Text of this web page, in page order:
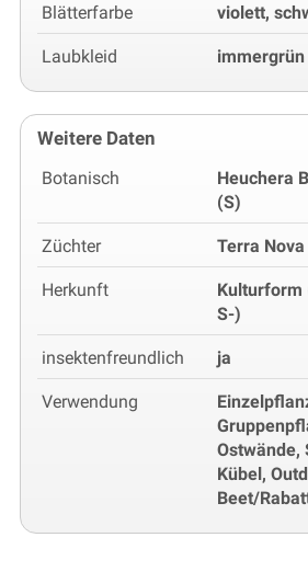
Blätterfarbe violett,
Laubkleid immergrün
Weitere Daten
Botanisch
Heuchera
(S)
Züchter Terra
Herkunft
Kulturform
S-)
insektenfreundlich ja
Verwendung
Ostwände,
Kübel,
Beet/